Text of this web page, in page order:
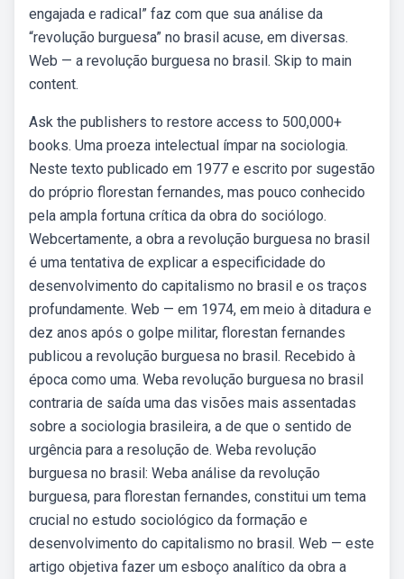
engajada e radical” faz com que sua análise da
“revolução burguesa” no brasil acuse, em diversas.
Web — a revolução burguesa no brasil. Skip to main
content.
Ask the publishers to restore access to 500,000+
books. Uma proeza intelectual ímpar na sociologia.
Neste texto publicado em 1977 e escrito por sugestão
do próprio florestan fernandes, mas pouco conhecido
pela ampla fortuna crítica da obra do sociólogo.
Webcertamente, a obra a revolução burguesa no brasil
é uma tentativa de explicar a especificidade do
desenvolvimento do capitalismo no brasil e os traços
profundamente. Web — em 1974, em meio à ditadura e
dez anos após o golpe militar, florestan fernandes
publicou a revolução burguesa no brasil. Recebido à
época como uma. Weba revolução burguesa no brasil
contraria de saída uma das visões mais assentadas
sobre a sociologia brasileira, a de que o sentido de
urgência para a resolução de. Weba revolução
burguesa no brasil: Weba análise da revolução
burguesa, para florestan fernandes, constitui um tema
crucial no estudo sociológico da formação e
desenvolvimento do capitalismo no brasil. Web — este
artigo objetiva fazer um esboço analítico da obra a